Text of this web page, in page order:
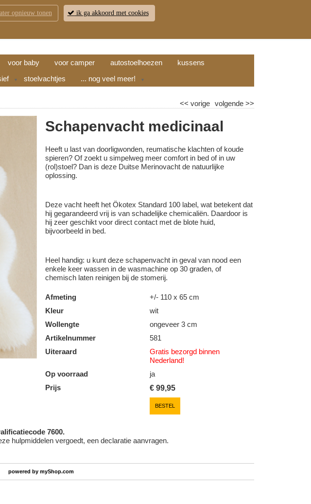
CONTACT OPENINGSTIJDEN RETOUR WINKELWAGEN (
voor baby voor camper autostoelhoezen
kussens
▼ stoelvachtjes ... nog veel meer! ▼
volgende>>
<< vorige
Schapenvacht medicinaal
Heeft u last van doorligwonden, reumatische klachten of koude
spieren? Of zoekt u simpelweg meer comfort in bed of in uw
(rol)stoel? Dan is deze Duitse Merinovacht de natuurlijke
oplossing.
Deze vacht heeft het Ökotex Standard 100 label, wat betekent dat
hij gegarandeerd vrij is van schadelijke chemicaliën. Daardoor is
hij zeer geschikt voor direct contact met de blote huid,
bijvoorbeeld in bed.
Heel handig: u kunt deze schapenvacht in geval van nood een
enkele keer wassen in de wasmachine op 30 graden, of
chemisch laten reinigen bij de stomerij.
Afmeting
+/- 110 x 65 cm
Kleur
wit
Wollengte
ongeveer 3 cm
Artikelnummer
581
Uiteraard
Gratis bezorgd binnen
Nederland!
Op voorraad
ja
Prijs
€99,95
BESTEL
7600.
hulpmiddelen vergoedt, een declaratie aanvragen.
powered bymyShop.com
opnieuw tonen ik ga akkoord met cookies